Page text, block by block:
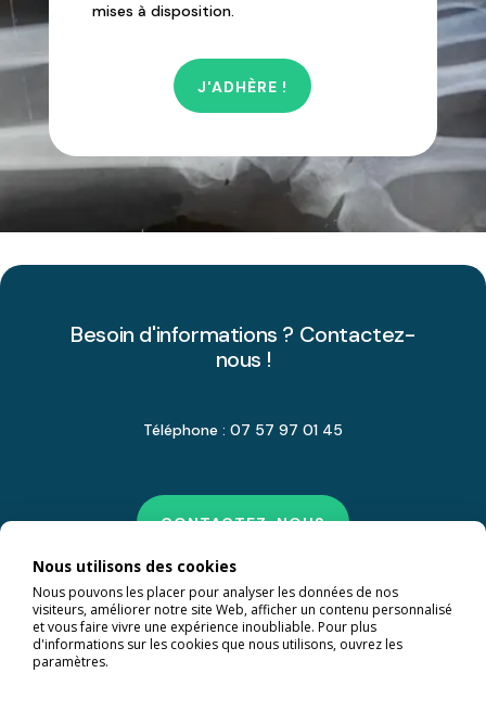
mises à disposition.
J'ADHÈRE !
Besoin d'informations ? Contactez-
nous !
Téléphone : 07 57 97 01 45
CONTACTEZ-NOUS
Nous utilisons des cookies
Nous pouvons les placer pour analyser les données de nos
visiteurs, améliorer notre site Web, afficher un contenu personnalisé
et vous faire vivre une expérience inoubliable. Pour plus
d'informations sur les cookies que nous utilisons, ouvrez les
paramètres.